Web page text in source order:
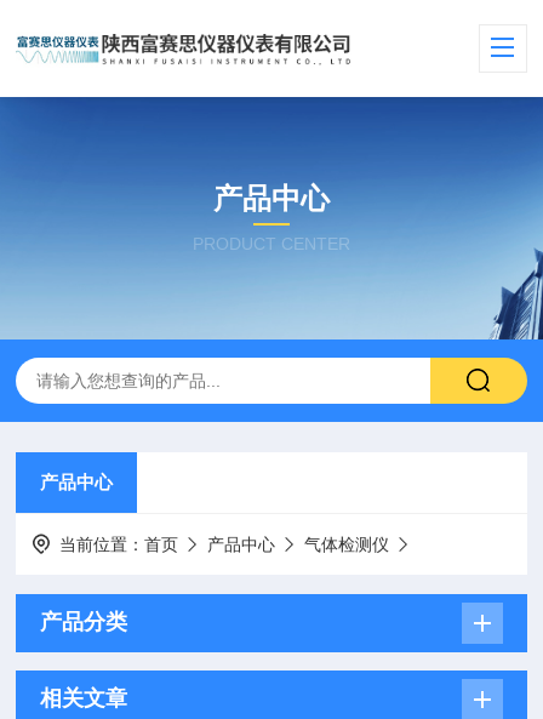
产品中心
PRODUCT CENTER
产品中心
当前位置：首页 产品中心 气体检测仪
产品分类
相关文章